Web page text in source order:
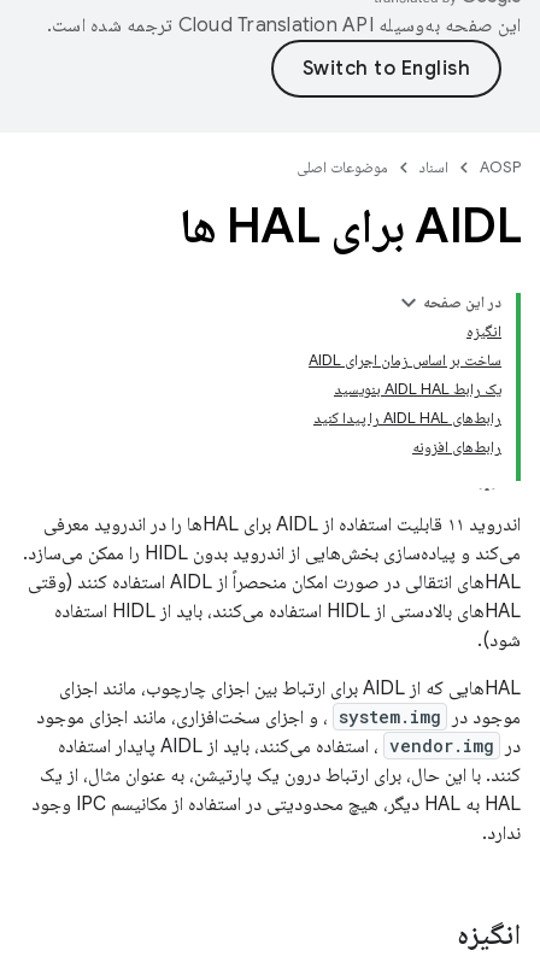
این صفحه به‌وسیله ترجمه شده است.
AOSP اسناد موضوعات اصلی
AIDL برای HAL ها
در این صفحه
انگیزه
ساخت بر اساس زمان اجرای AIDL
یک رابط AIDL HAL بنویسید
رابط‌های AIDL HAL را پیدا کنید
رابط‌های افزونه
اندروید ۱۱ قابلیت استفاده از AIDL برای HALها را در اندروید معرفی
می‌کند و پیاده‌سازی بخش‌هایی از اندروید بدون HIDL را ممکن می‌سازد.
HALهای انتقالی در صورت امکان منحصراً از AIDL استفاده کنند (وقتی
HALهای بالادستی از HIDL استفاده می‌کنند، باید از HIDL استفاده
شود).
HALهایی که از AIDL برای ارتباط بین اجزای چارچوب، مانند اجزای
موجود در
system.img ، و اجزای سخت‌افزاری، مانند اجزای موجود
در
vendor.img
، استفاده می‌کنند، باید از AIDL پایدار استفاده
کنند. با این حال، برای ارتباط درون یک پارتیشن، به عنوان مثال، از یک
HAL به HAL دیگر، هیچ محدودیتی در استفاده از مکانیسم IPC وجود
ندارد.
انگیزه